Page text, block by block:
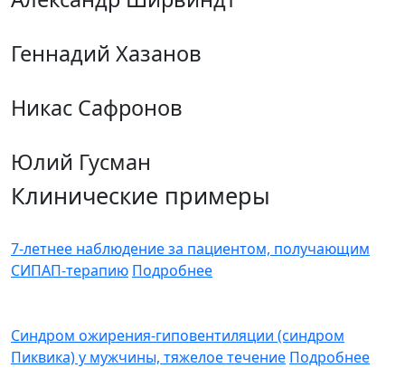
Геннадий Хазанов
Никас Сафронов
Юлий Гусман
Клинические примеры
7-летнее наблюдение за пациентом, получающим
СИПАП-терапию Подробнее
Синдром ожирения-гиповентиляции (синдром
Пиквика) у мужчины, тяжелое течение Подробнее